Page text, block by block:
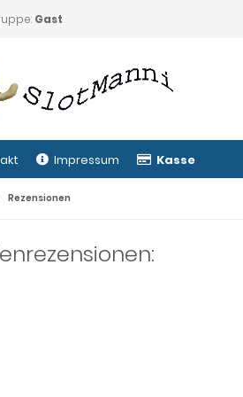
Gast
Impressum Kasse
Rezensionen